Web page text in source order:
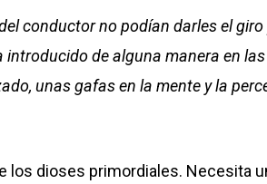
conductor no podían darles el
de alguna manera en
unas gafas en la mente y la
los dioses primordiales. Necesita